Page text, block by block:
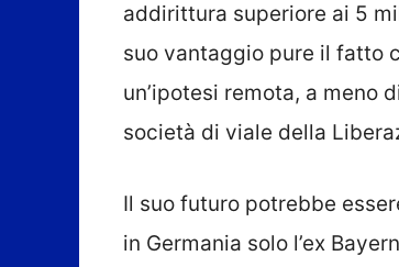
addirittura superiore ai 5
suo vantaggio pure il fatto
un’ipotesi remota, a meno
società di viale della
Il suo futuro potrebbe
in Germania solo l’ex